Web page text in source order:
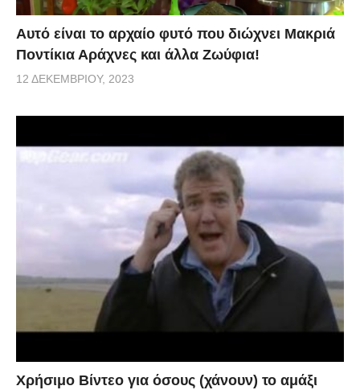
Αυτό είναι το αρχαίο φυτό που διώχνει Μακριά
Ποντίκια Αράχνες και άλλα Ζωύφια!
12 ΔΕΚΕΜΒΡΊΟΥ, 2023
Χρήσιμο Βίντεο για όσους (χάνουν) το αμάξι